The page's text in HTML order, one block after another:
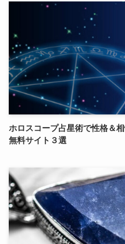
ホロスコープ占星術で性格＆
無料サイト３選